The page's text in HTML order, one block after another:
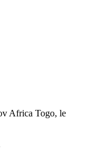
Africa Togo, le